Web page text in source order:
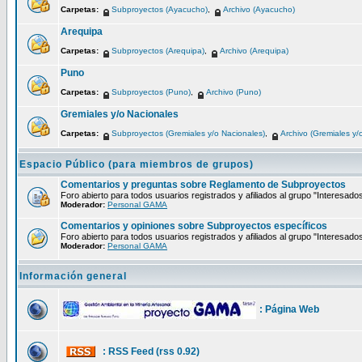
Carpetas: Subproyectos (Ayacucho) Archivo (Ayacucho)
Arequipa
Carpetas: Subproyectos (Arequipa) Archivo (Arequipa)
Puno
Carpetas: Subproyectos (Puno) Archivo (Puno)
Gremiales y/o Nacionales
Carpetas: Subproyectos (Gremiales y/o Nacionales) Archivo (Gremiales y/
Espacio Público (para miembros de grupos)
Comentarios y preguntas sobre Reglamento de Subproyectos
Foro abierto para todos usuarios registrados y afiliados al grupo
Moderador: Personal GAMA
Comentarios y opiniones sobre Subproyectos específicos
Foro abierto para todos usuarios registrados y afiliados al grupo
Moderador: Personal GAMA
Información general
: Página Web
: RSS Feed (rss 0.92)